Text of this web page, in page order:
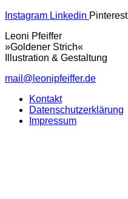
Instagram Linkedin Pinterest
Leoni Pfeiffer
»Goldener Strich«
Illustration & Gestaltung
mail@leonipfeiffer.de
Kontakt
Datenschutzerklärung
Impressum